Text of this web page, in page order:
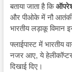
बताया जाता है कि
और पीओके में नौ आतंकी
भारतीय लड़ाकू
फ्लाईपास्ट में भारतीय
नजर आए, ये हेलीकॉप्टर
दिखाई दिए।